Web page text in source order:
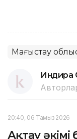
Маңғыстау
Индира
20:40, 06 Тамыз 2026
Ақтау